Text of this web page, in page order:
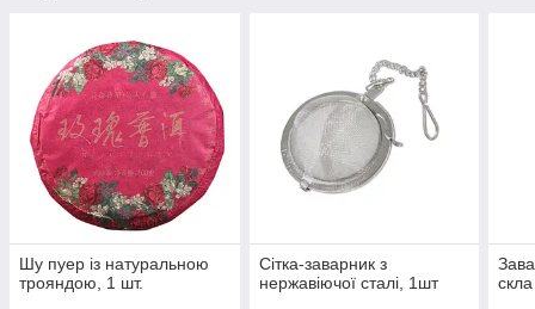
Шу пуер із натуральною
трояндою, 1 шт.
Сітка-заварник з
нержавіючої сталі, 1шт